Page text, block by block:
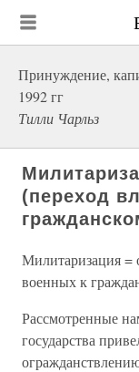
Принуждение,
1992 гг
Тилли Чарльз
(переход
Милитаризация =
военных к
Рассмотренные
государства